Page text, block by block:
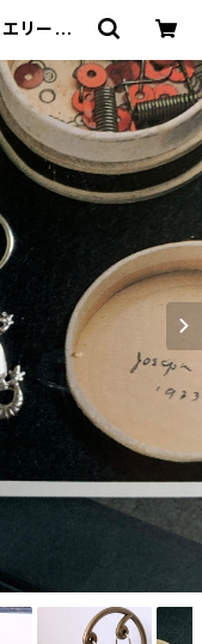
リー工